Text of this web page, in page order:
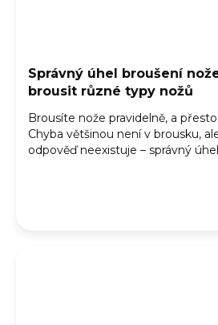
Správný úhel broušení
brousit různé typy nožů
Brousíte nože pravidelně, a
Chyba většinou není v brousku,
odpověď neexistuje – správný